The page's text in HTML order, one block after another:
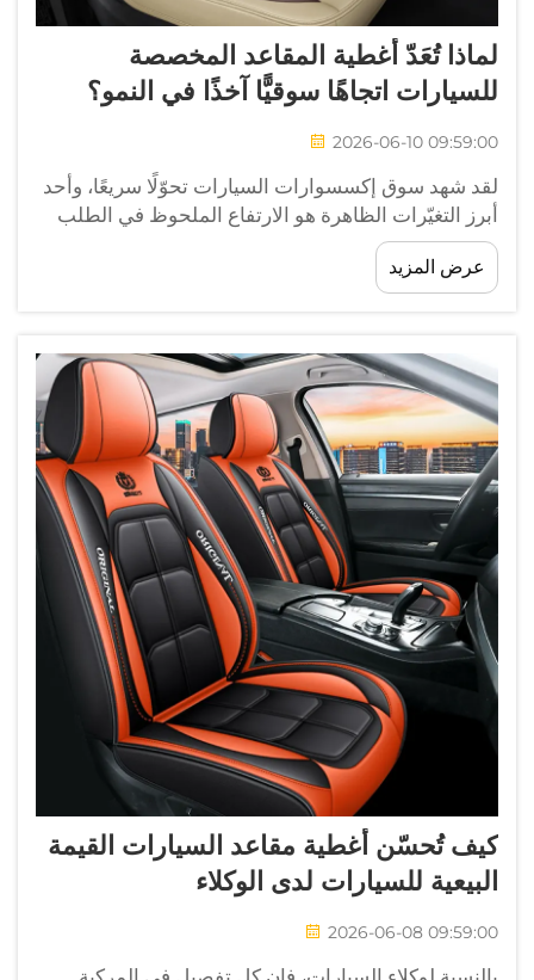
لماذا تُعَدّ أغطية المقاعد المخصصة
للسيارات اتجاهًا سوقيًّا آخذًا في النمو؟
2026-06-10 09:59:00
لقد شهد سوق إكسسوارات السيارات تحوّلًا سريعًا، وأحد
أبرز التغيّرات الظاهرة هو الارتفاع الملحوظ في الطلب
على أغطية المقاعد المخصصة للسيارات. فما كان يُعتبر
في السابق شراءً متخصصًا يقتصر على عشّاق السيارات
قد تطوّر ليصبح خيار شراء رائجًا على نطاق واسع...
عرض المزيد
كيف تُحسّن أغطية مقاعد السيارات القيمة
البيعية للسيارات لدى الوكلاء
2026-06-08 09:59:00